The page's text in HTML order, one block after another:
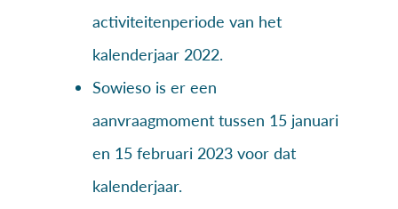
activiteitenperiode van het
kalenderjaar 2022.
Sowieso is er een
aanvraagmoment tussen 15 januari
en 15 februari 2023 voor dat
kalenderjaar.